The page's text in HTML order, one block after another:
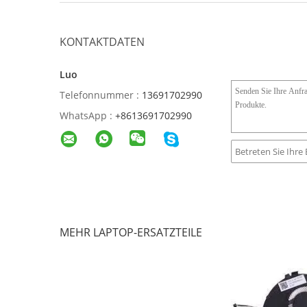
KONTAKTDATEN
Luo
Telefonnummer : 13691702990
WhatsApp : +8613691702990
MEHR LAPTOP-ERSATZTEILE